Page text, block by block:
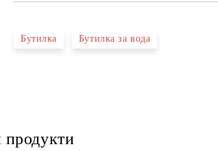
Бутилка Бутилка за вода
продукти